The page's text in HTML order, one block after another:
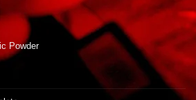
Powder